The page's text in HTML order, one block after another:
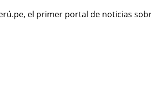
el primer portal de noticias